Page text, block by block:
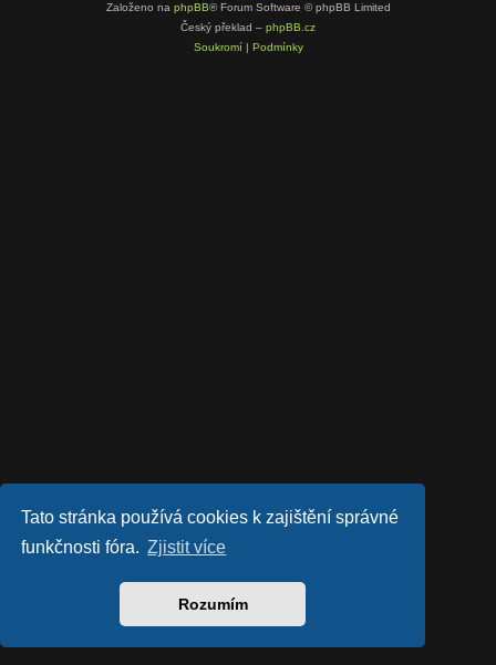
Tato stránka používá cookies k zajištění správné
funkčnosti fóra. Zjistit více
Rozumím
Založeno na phpBB® Forum Software © phpBB Limited
Český překlad – phpBB.cz
Soukromí| Podmínky